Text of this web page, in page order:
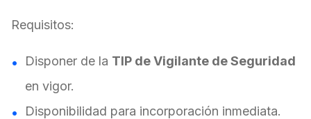
Requisitos:
Disponer de la TIP de Vigilante de Seguridad
en vigor.
Disponibilidad para incorporación inmediata.